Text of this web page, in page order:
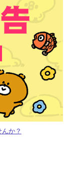
か？